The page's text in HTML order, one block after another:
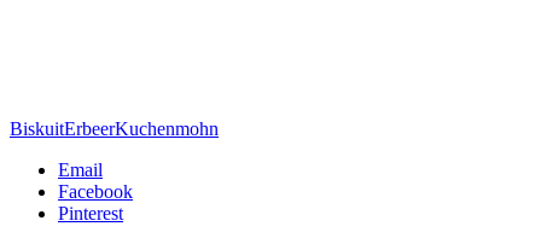
BiskuitErbeerKuchenmohn
Email
Facebook
Pinterest